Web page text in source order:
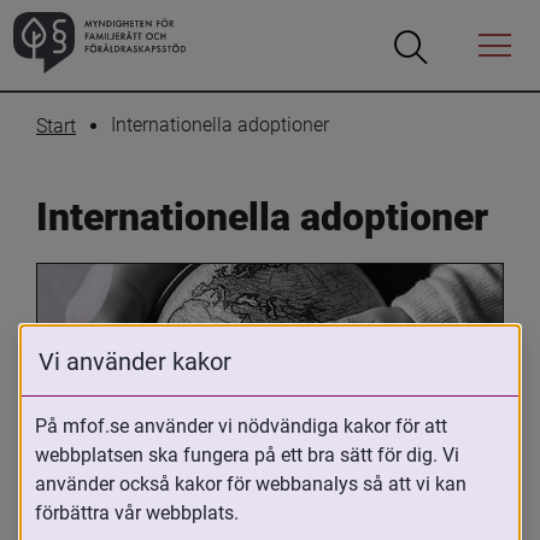
Öppna
Öppna
Menyn
Start Internationella adoptioner
Internationella adoptioner
Oavsett om du är adopterad,
adoptivförälder eller arbetar med
Vi använder kakor
På mfof.se använder vi nödvändiga kakor för att
webbplatsen ska fungera på ett bra sätt för dig. Vi
använder också kakor för webbanalys så att vi kan
förbättra vår webbplats.